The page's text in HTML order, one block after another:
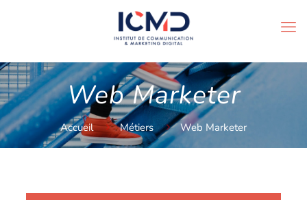
Web Marketer
Accueil Métiers Web Marketer